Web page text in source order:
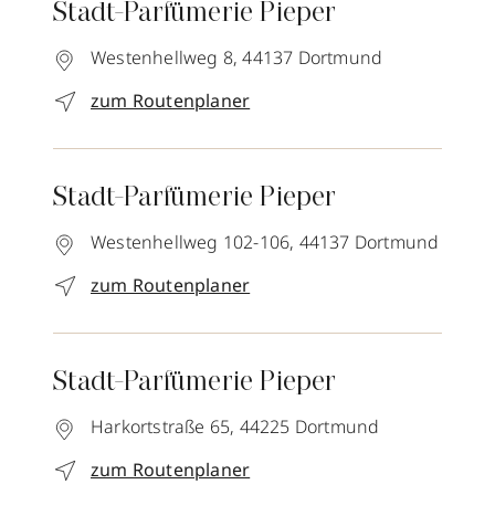
Stadt-Parfümerie Pieper
Westenhellweg 8, 44137 Dortmund
zum Routenplaner
Stadt-Parfümerie Pieper
Westenhellweg 102-106, 44137 Dortmund
zum Routenplaner
Stadt-Parfümerie Pieper
Harkortstraße 65, 44225 Dortmund
zum Routenplaner